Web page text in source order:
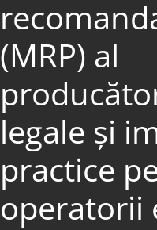
(MRP) al
legale și
practice
operatorii